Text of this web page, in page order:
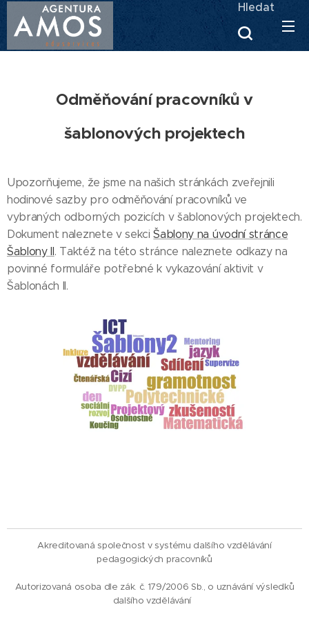
Hledat
Odměňování pracovníků v
šablonových projektech
Upozorňujeme, že jsme na našich stránkách zveřejnili
hodinové sazby pro odměňování pracovníků ve
vybraných odborných pozicích v šablonových projektech.
Dokument naleznete v sekciŠablony na úvodní stránce
Šablony II. Taktéž na této stránce naleznete odkazy na
povinné formuláře potřebné k vykazování aktivit v
Šablonách II.
Akreditovaná společnost v systému dalšího vzdělávání
pedagogických pracovníků
Autorizovaná osoba dle zák. č. 179/2006 Sb., o uznávání výsledků
dalšího vzdělávání